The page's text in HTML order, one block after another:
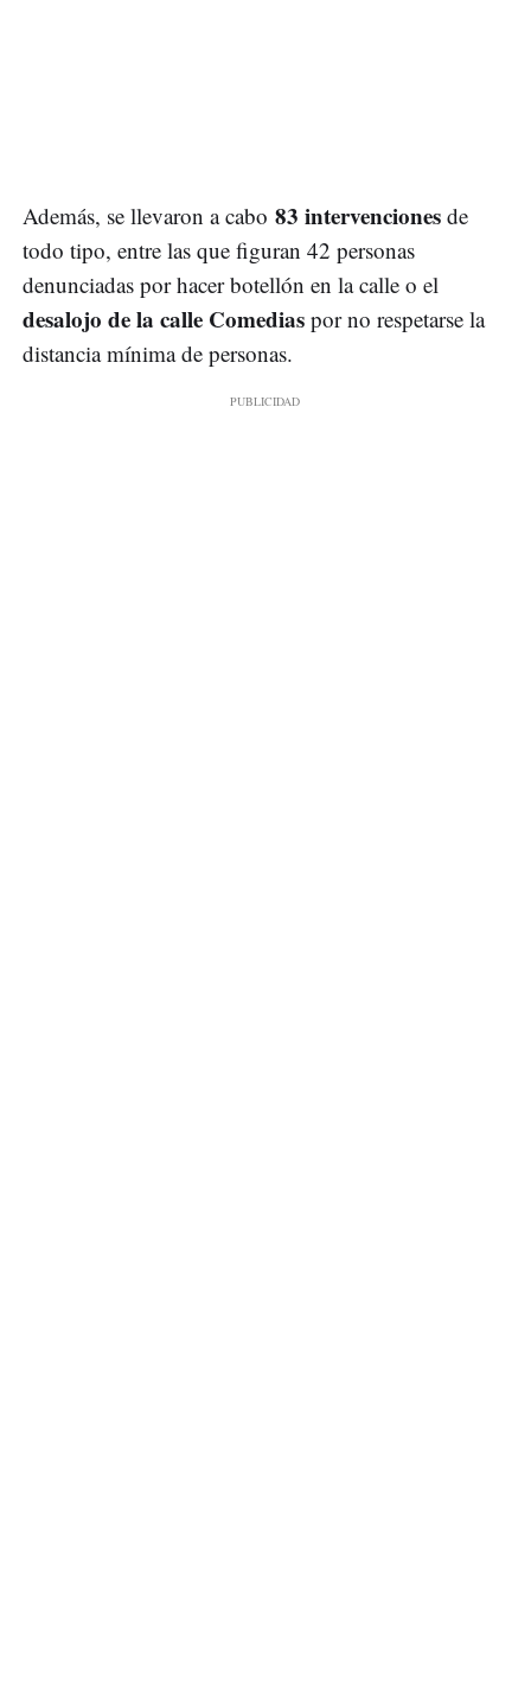
Además, se llevaron a cabo 83 intervenciones de
todo tipo, entre las que figuran 42 personas
denunciadas por hacer botellón en la calle o el
desalojo de la calle Comedias por no respetarse la
distancia mínima de personas.